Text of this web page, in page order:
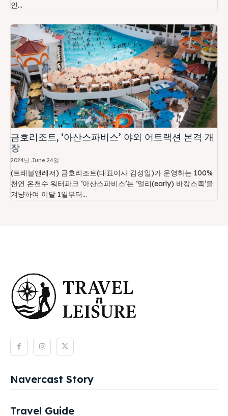
인...
금호리조트, ‘아산스파비스’ 야외 어트랙션 본격 개
장
2024년 June 24일
(트래블앤레저) 금호리조트(대표이사 김성일)가 운영하는 100%
천연 온천수 워터파크 ‘아산스파비스’는 ‘얼리(early) 바캉스족’을
겨냥하여 이달 1일부터...
Navercast Story
Travel Guide